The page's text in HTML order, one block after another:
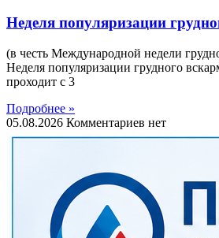
Неделя популяризации
(в честь Международной недели
Неделя популяризации грудного
проходит с 3
Подробнее »
05.08.2026 Комментариев нет